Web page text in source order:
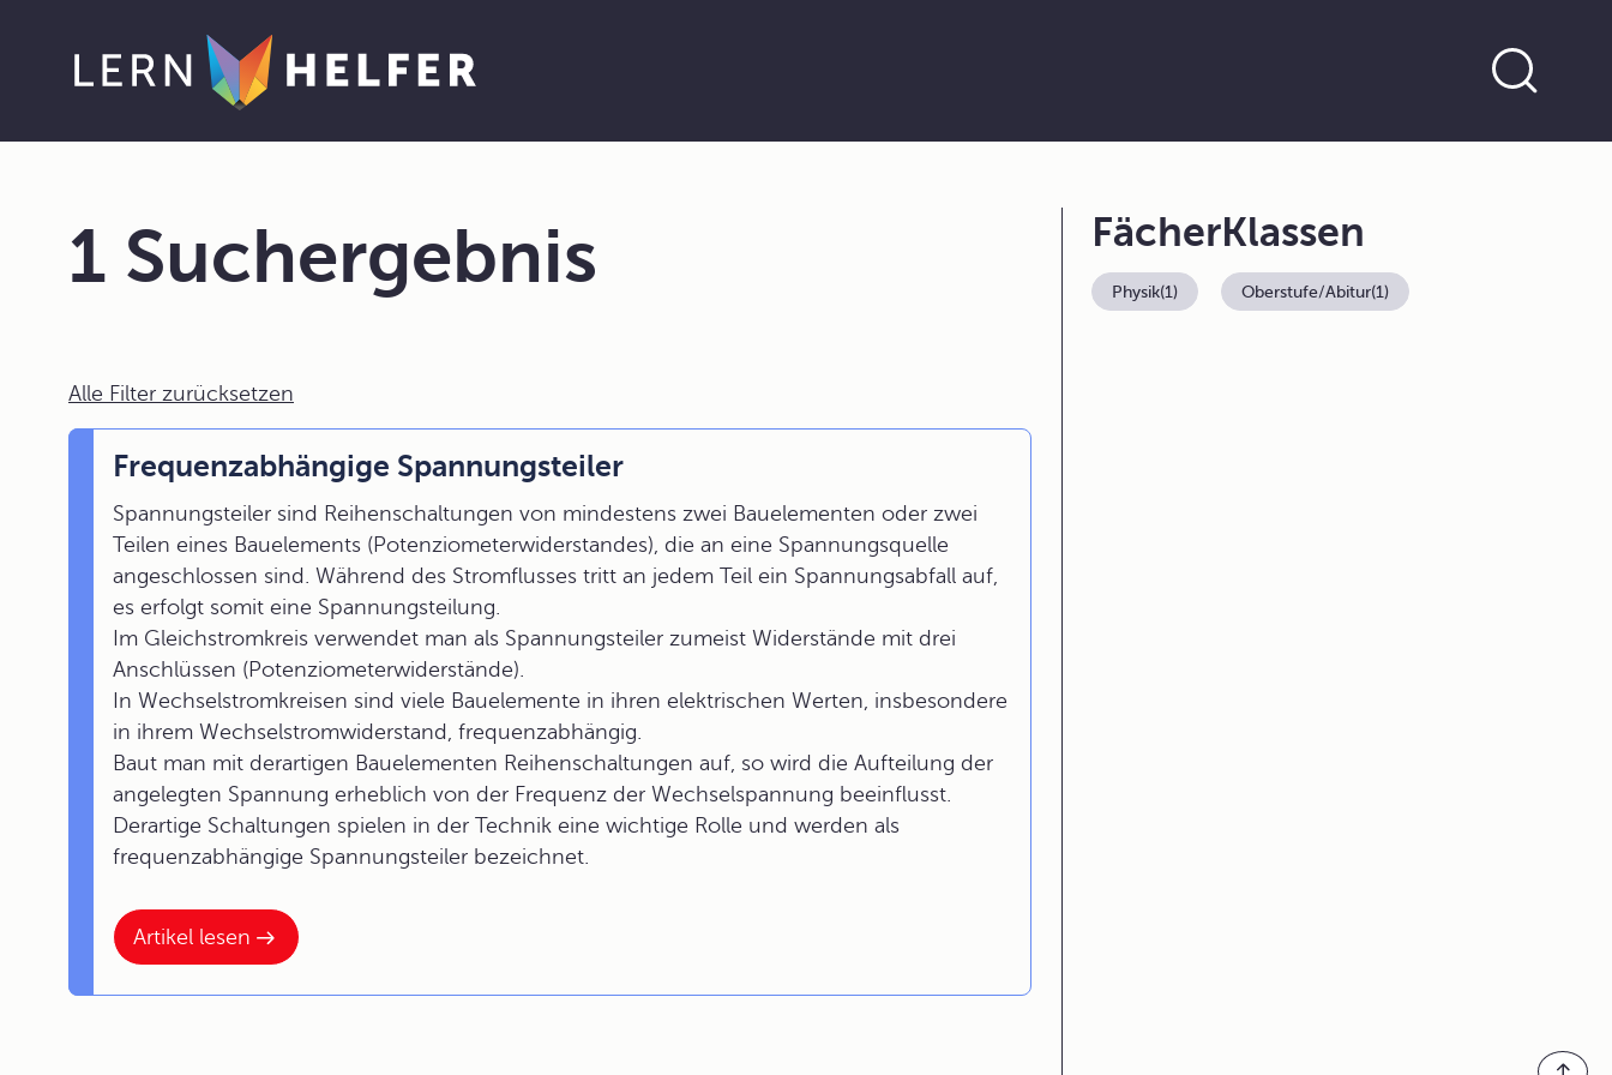
1 Suchergebnis
Alle Filter zurücksetzen
Artikel lesen
Frequenzabhängige Spannungsteiler
Spannungsteiler sind Reihenschaltungen von mindestens zwei Bauelementen oder zwei
Teilen eines Bauelements (Potenziometerwiderstandes), die an eine Spannungsquelle
angeschlossen sind. Während des Stromflusses tritt an jedem Teil ein Spannungsabfall auf,
es erfolgt somit eine Spannungsteilung.
Im Gleichstromkreis verwendet man als Spannungsteiler zumeist Widerstände mit drei
Anschlüssen (Potenziometerwiderstände).
In Wechselstromkreisen sind viele Bauelemente in ihren elektrischen Werten, insbesondere
in ihrem Wechselstromwiderstand, frequenzabhängig.
Baut man mit derartigen Bauelementen Reihenschaltungen auf, so wird die Aufteilung der
angelegten Spannung erheblich von der Frequenz der Wechselspannung beeinflusst.
Derartige Schaltungen spielen in der Technik eine wichtige Rolle und werden als
frequenzabhängige Spannungsteiler bezeichnet.
Fächer
Physik(1)
Klassen
Oberstufe/Abitur(1)